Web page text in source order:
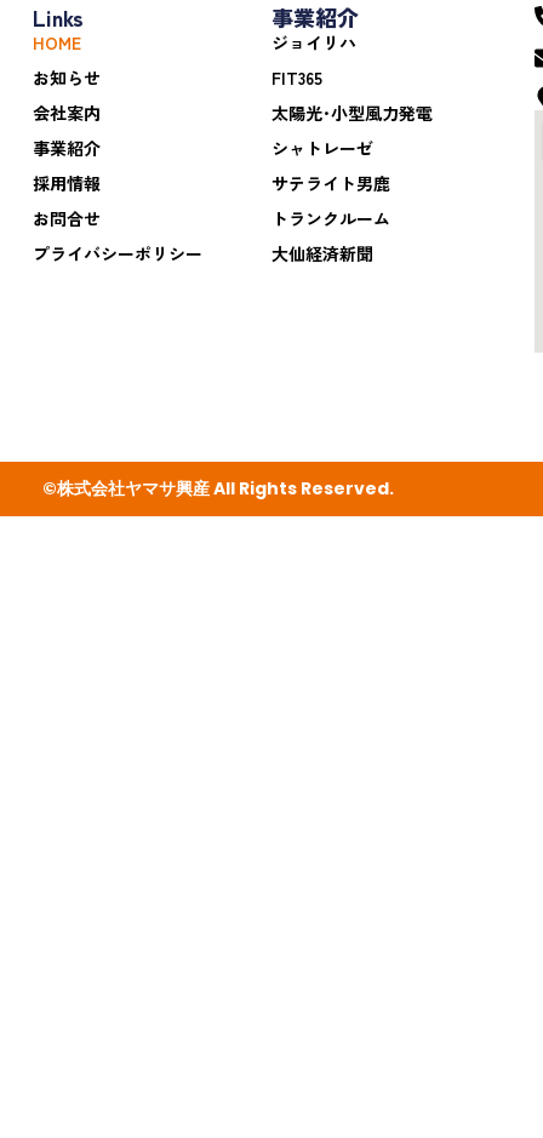
Links
HOME
お知らせ
会社案内
事業紹介
採用情報
お問合せ
プライバシーポリシー
事業紹介
ジョイリハ
FIT365
太陽光･小型風力発電
シャトレーゼ
サテライト男鹿
トランクルーム
大仙経済新聞
©株式会社ヤマサ興産 All Rights Reserved.